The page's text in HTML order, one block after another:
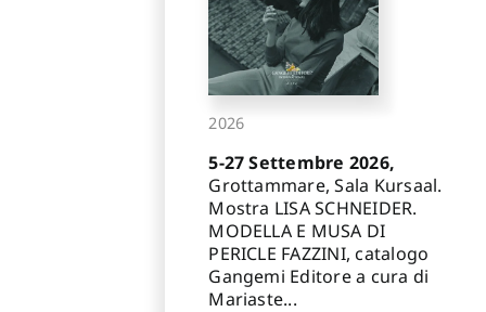
2026
5-27 Settembre 2026,
Grottammare, Sala Kursaal.
Mostra LISA SCHNEIDER.
MODELLA E MUSA DI
PERICLE FAZZINI, catalogo
Gangemi Editore a cura di
Mariaste...